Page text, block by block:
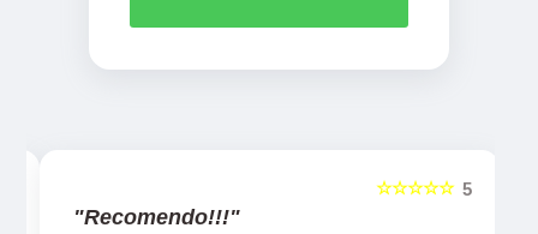
5
☆☆☆☆☆
"Recomendo!!!"